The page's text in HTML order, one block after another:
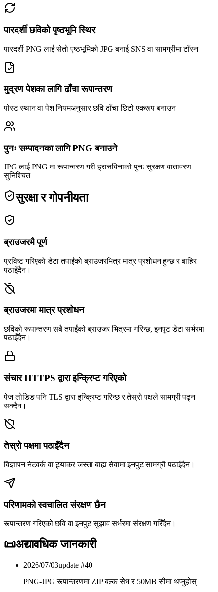
पारदर्शी छविको पृष्ठभूमि स्थिर
पारदर्शी PNG लाई सेतो पृष्ठभूमिको JPG बनाई SNS वा सामग्रीमा टाँस्न
मुद्रण पेशका लागि ढाँचा रूपान्तरण
पोस्ट स्थान वा पेश नियमअनुसार छवि ढाँचा छिटो एकरूप बनाउन
पुनः सम्पादनका लागि PNG बनाउने
JPG लाई PNG मा रूपान्तरण गरी ह्रासविनाको पुनः सुरक्षण वातावरण
सुनिश्चित
सुरक्षा र गोपनीयता
ब्राउजरमै पूर्ण
प्रविष्ट गरिएको डेटा तपाईंको ब्राउजरभित्र मात्र प्रशोधन हुन्छ र बाहिर
पठाइँदैन।
ब्राउजरमा मात्र प्रशोधन
छविको रूपान्तरण सबै तपाईंको ब्राउजर भित्रमा गरिन्छ, इनपुट डेटा सर्भरमा
पठाइँदैन।
संचार HTTPS द्वारा इन्क्रिप्ट गरिएको
पेज लोडिङ पनि TLS द्वारा इन्क्रिप्ट गरिन्छ र तेस्रो पक्षले सामग्री पढ्न
सक्दैन।
तेस्रो पक्षमा पठाइँदैन
विज्ञापन नेटवर्क वा ट्र्याकर जस्ता बाह्य सेवामा इनपुट सामग्री पठाइँदैन।
परिणामको स्वचालित संरक्षण छैन
रूपान्तरण गरिएको छवि वा इनपुट सुझाव सर्भरमा संरक्षण गरिँदैन।
📜अद्यावधिक जानकारी
2026/07/03update #40
PNG-JPG रूपान्तरणमा ZIP बल्क सेभ र 50MB सीमा थप्नुहोस्